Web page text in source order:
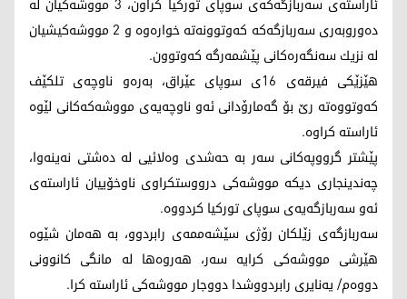
ده‌وروبه‌ری سه‌ربازگه‌كه‌ كه‌وتوونه‌ته‌ خواره‌وه‌ و 2 مووشه‌كیشیان
له‌ نزیك سه‌نگه‌ره‌كانی پێشمه‌رگه‌ كه‌وتوون.
هێزێكی فیرقه‌ی 16ی سوپای عێراق، به‌ره‌و ناوچه‌ی تلكێف
كه‌وتووه‌ته‌ رێ بۆ گه‌مارۆدانی ئه‌و ناوچه‌یه‌ی مووشه‌كه‌كانی لێوه‌
ئاراسته‌ كراوه‌.
پێشتر گرووپه‌كانی سه‌ر به‌ حه‌شدی وه‌لائیی له‌ ده‌شتی نه‌ینه‌وا،
چه‌ندینجاری دیكه‌ مووشه‌كی درووستكراوی ناوخۆییان ئاراسته‌ی
ئه‌و سه‌ربازگه‌یه‌ی سوپای توركیا كردووه‌.
سه‌ربازگه‌ی زێلكان رۆژی سێشه‌ممه‌ی رابردوو، به‌ هه‌مان شێوه‌
هێرشی مووشه‌كی كرایه‌ سه‌ر، هه‌روه‌ها له‌ مانگی كانوونی
دووه‌م/ یه‌نایری رابردووشدا دووجار مووشه‌كی ئاراسته‌ كرا.